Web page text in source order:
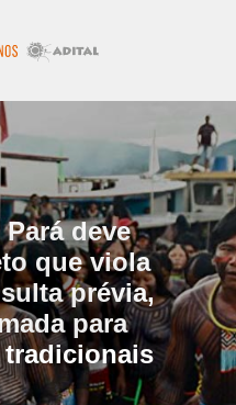
deve
que viola
prévia,
para